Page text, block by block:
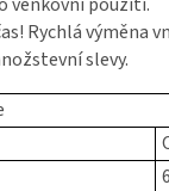
Rychlá výměna
slevy.